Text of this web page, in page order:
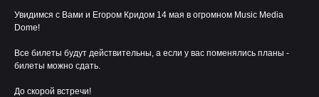
Увидимся с Вами и Егором Кридом 14 мая в огромном Music Media
Dome!
Все билеты будут действительны, а если у вас поменялись планы -
билеты можно сдать.
До скорой встречи!